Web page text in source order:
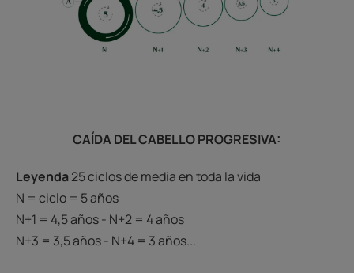
CAÍDA DEL CABELLO PROGRESIVA:
Leyenda25 ciclos de media en toda la vida
N = ciclo = 5 años
N+1 = 4,5 años - N+2 = 4 años
N+3 = 3,5 años - N+4 = 3 años...